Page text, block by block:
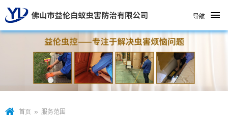
导航
首页 » 服务范围